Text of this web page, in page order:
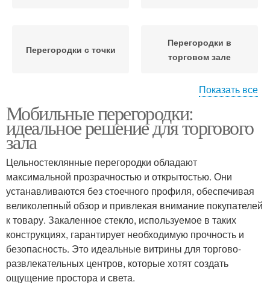
Перегородки с точки
Перегородки в
торговом зале
Перегородки в цвет Торговый зал
Воздействие в
торговом зале
Перегородки по
сравнению
Перегородки перед
стационарными
конструкциями
Магазинные
перегородки
Показать все
Мобильные перегородки:
идеальное решение для торгового
зала
Цельностеклянные перегородки обладают
максимальной прозрачностью и открытостью. Они
устанавливаются без стоечного профиля, обеспечивая
великолепный обзор и привлекая внимание покупателей
к товару. Закаленное стекло, используемое в таких
конструкциях, гарантирует необходимую прочность и
безопасность. Это идеальные витрины для торгово-
развлекательных центров, которые хотят создать
ощущение простора и света.